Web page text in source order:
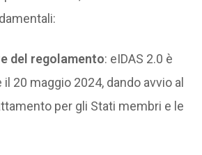
del regolamento: eIDAS 2.0 è
20 maggio 2024, dando avvio al
per gli Stati membri e le